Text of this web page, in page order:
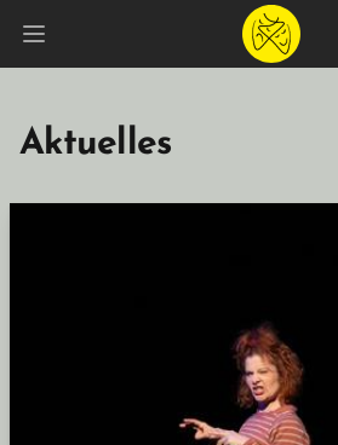
Hauptmenü öffnen
Aktuelles